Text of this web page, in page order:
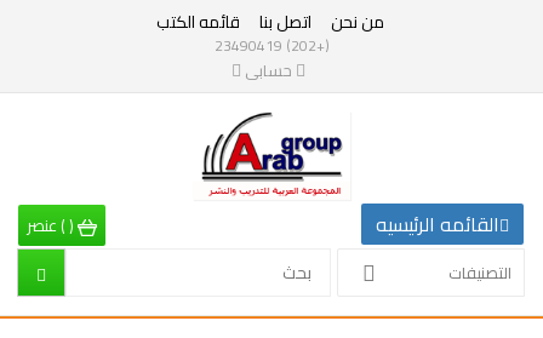
من نحن اتصل بنا قائمه الكتب
(+202) 23490419
حسابى
التصنيفات
)عنصر القائمه الرئيسيه
التصنيفات
إقتصاد